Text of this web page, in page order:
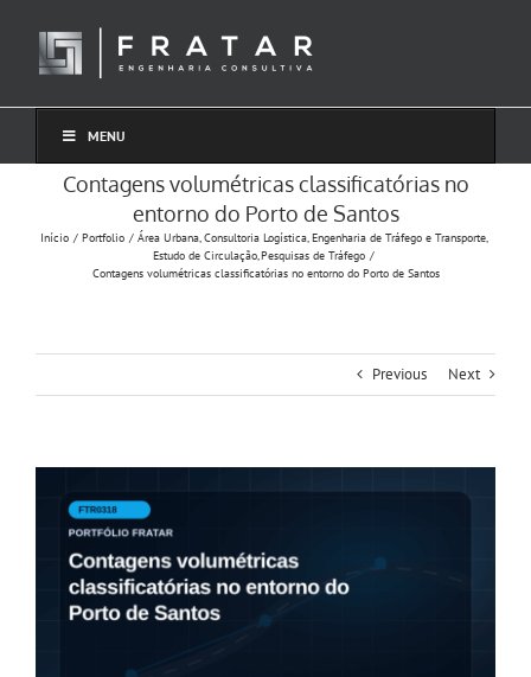
conteúdo
MENU
Contagens volumétricas classificatórias no
entorno do Porto de Santos
Início Portfolio Área Urbana Consultoria Logística Engenharia de Tráfego e Transporte
Estudo de Circulação Pesquisas de Tráfego
Contagens volumétricas classificatórias no entorno do Porto de Santos
Previous Next